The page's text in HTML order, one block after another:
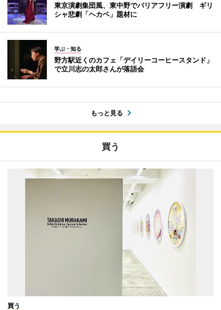
東京演劇集団風、東中野でバリアフリー演劇 ギリ
シャ悲劇「ヘカベ」題材に
学ぶ・知る
野方駅近くのカフェ「デイリーコーヒースタンド」
で立川志の太郎さんが落語会
もっと見る
買う
買う